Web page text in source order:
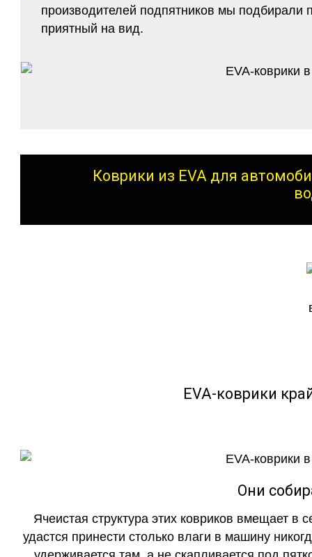
производителей подпятников мы подбирали
приятный на вид.
Коврики из EVA для
EVA-коврики
Они
Ячеистая структура этих ковриков вмещает в
удастся принести столько влаги в машину